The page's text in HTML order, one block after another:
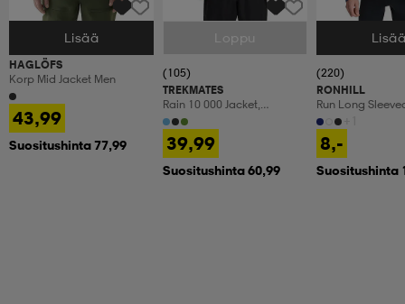
Valitse Koko
Lisää
HAGLÖFS
Korp Mid Jacket Men
43,99
Suositushinta 77,99
Valitse Koko
Loppu
(105)
TREKMATES
Rain 10 000 Jacket,
Sadetakki, Miesten
39,99
Suositushinta 60,99
Valitse Koko
(220)
RONHILL
Run Long
8,-
Suositushinta